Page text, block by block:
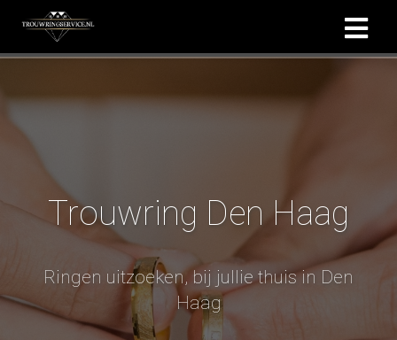
Trouwring Den Haag
Ringen uitzoeken, bij jullie thuis in Den
Haag